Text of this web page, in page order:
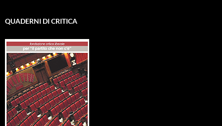
QUADERNI DI CRITICA